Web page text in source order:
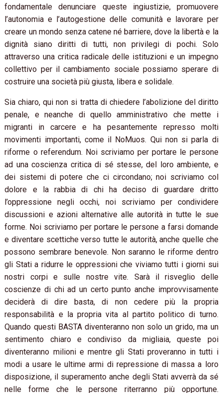
fondamentale denunciare queste ingiustizie, promuovere
l’autonomia e l’autogestione delle comunità e lavorare per
creare un mondo senza catene né barriere, dove la libertà e la
dignità siano diritti di tutti, non privilegi di pochi. Solo
attraverso una critica radicale delle istituzioni e un impegno
collettivo per il cambiamento sociale possiamo sperare di
costruire una società più giusta, libera e solidale.
Sia chiaro, qui non si tratta di chiedere l’abolizione del diritto
penale, e neanche di quello amministrativo che mette i
migranti in carcere e ha pesantemente represso molti
movimenti importanti, come il NoMuos. Qui non si parla di
riforme o referendum. Noi scriviamo per portare le persone
ad una coscienza critica di sé stesse, del loro ambiente, e
dei sistemi di potere che ci circondano; noi scriviamo col
dolore e la rabbia di chi ha deciso di guardare dritto
l’oppressione negli occhi, noi scriviamo per condividere
discussioni e azioni alternative alle autorità in tutte le sue
forme. Noi scriviamo per portare le persone a farsi domande
e diventare scettiche verso tutte le autorità, anche quelle che
possono sembrare benevole. Non saranno le riforme dentro
gli Stati a ridurre le oppressioni che viviamo tutti i giorni sui
nostri corpi e sulle nostre vite. Sarà il risveglio delle
coscienze di chi ad un certo punto anche improvvisamente
deciderà di dire basta, di non cedere più la propria
responsabilità e la propria vita al partito politico di turno.
Quando questi BASTA diventeranno non solo un grido, ma un
sentimento chiaro e condiviso da migliaia, queste poi
diventeranno milioni e mentre gli Stati proveranno in tutti i
modi a usare le ultime armi di repressione di massa a loro
disposizione, il superamento anche degli Stati avverrà da sé
nelle forme che le persone riterranno più opportune.